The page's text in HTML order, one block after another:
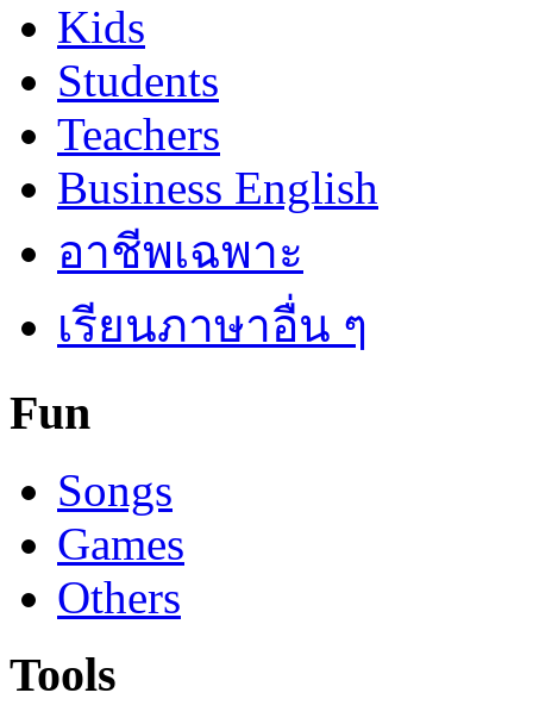
Kids
Students
Teachers
Business English
อาชีพเฉพาะ
เรียนภาษาอื่น ๆ
Fun
Songs
Games
Others
Tools